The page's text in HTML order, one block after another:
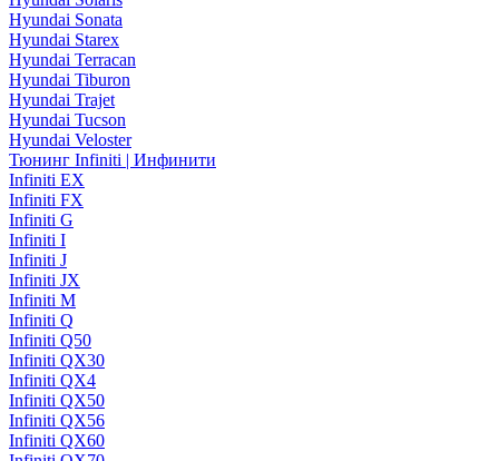
Hyundai Sonata
Hyundai Starex
Hyundai Terracan
Hyundai Tiburon
Hyundai Trajet
Hyundai Tucson
Hyundai Veloster
Тюнинг Infiniti | Инфинити
Infiniti EX
Infiniti FX
Infiniti G
Infiniti I
Infiniti J
Infiniti JX
Infiniti M
Infiniti Q
Infiniti Q50
Infiniti QX30
Infiniti QX4
Infiniti QX50
Infiniti QX56
Infiniti QX60